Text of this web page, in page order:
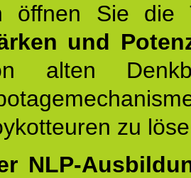
öffnen Sie
und
alten
zu
NLP-